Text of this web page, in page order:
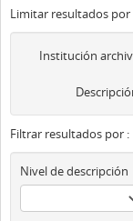
Limitar resultados por
Institución
Filtrar resultados por :
Nivel de descripción